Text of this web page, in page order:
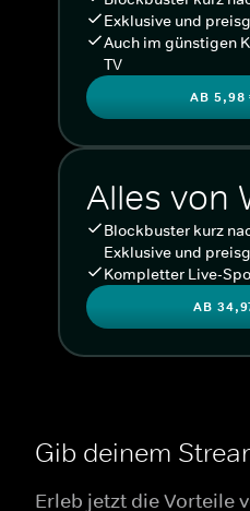
Exklusive und
Auch im günstigen
TV
AB 5,98
Alles von
Blockbuster kurz
Exklusive und
Kompletter Live-
AB
Gib deinem
Erleb jetzt die Vorteile